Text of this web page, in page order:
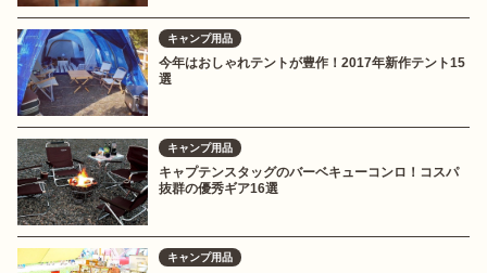
キャンプ用品
今年はおしゃれテントが豊作！2017年新作テント15
選
キャンプ用品
キャプテンスタッグのバーベキューコンロ！コスパ
抜群の優秀ギア16選
キャンプ用品